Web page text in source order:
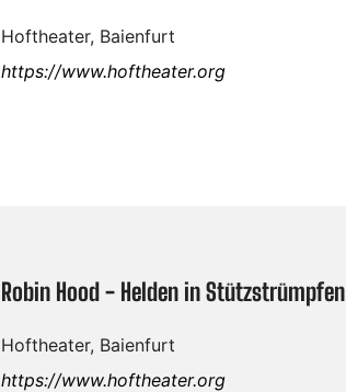
Hoftheater, Baienfurt
https://www.hoftheater.org
Robin Hood - Helden in Stützstrümpfen
Hoftheater, Baienfurt
https://www.hoftheater.org